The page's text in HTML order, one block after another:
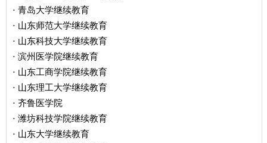
· 青岛大学继续教育
· 山东师范大学继续教育
· 山东科技大学继续教育
· 滨州医学院继续教育
· 山东工商学院继续教育
· 山东理工大学继续教育
· 齐鲁医学院
· 潍坊科技学院继续教育
· 山东大学继续教育